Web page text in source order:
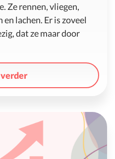
Ze rennen, vliegen,
lachen. Er is zoveel
dat ze maar door
verder